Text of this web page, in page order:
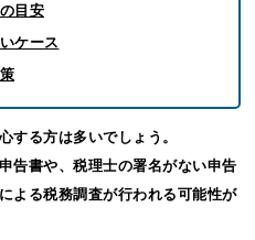
目安
ケース
する方は多いでしょう。
告書や、税理士の署名がない申告
よる税務調査が行われる可能性が